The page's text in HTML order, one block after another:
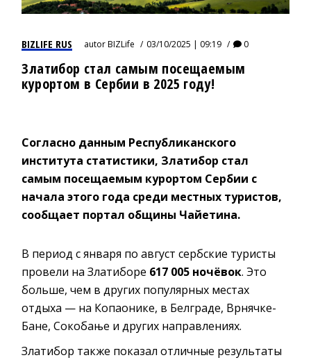
BIZLIFE RUS autorBIZLife 03/10/2025 | 09:19 0
Златибор стал самым посещаемым
курортом в Сербии в 2025 году!
Согласно данным Республиканского
института статистики, Златибор стал
самым посещаемым курортом Сербии с
начала этого года среди местных туристов,
сообщает портал общины Чайетина.
В период с января по август сербские туристы
провели на Златиборе 617 005 ночёвок. Это
больше, чем в других популярных местах
отдыха — на Копаонике, в Белграде, Врнячке-
Бане, Сокобање и других направлениях.
Златибор также показал отличные результаты